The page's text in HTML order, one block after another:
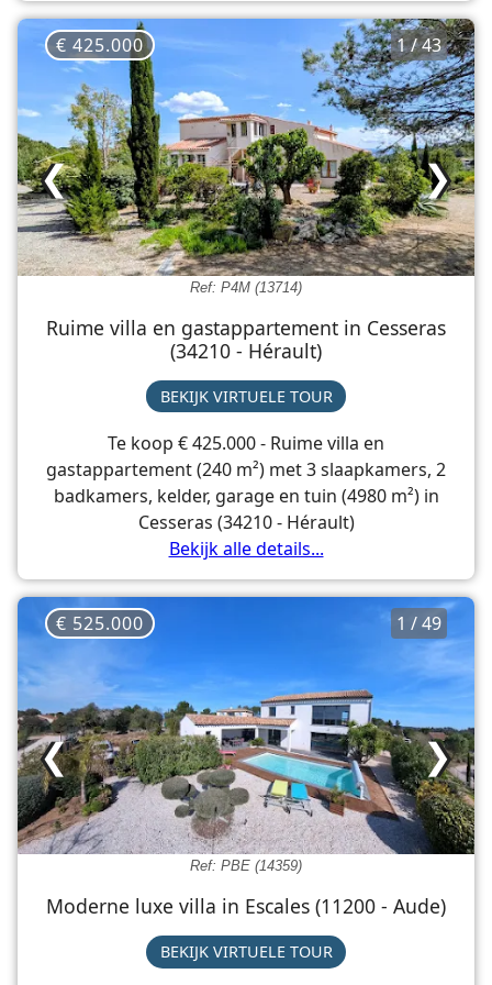
Ref: P4M (13714)
1 / 43
❯
❮
€ 425.000
Ruime villa en gastappartement in Cesseras
(34210 - Hérault)
BEKIJK VIRTUELE TOUR
Te koop € 425.000 - Ruime villa en
gastappartement (240 m²) met 3 slaapkamers, 2
badkamers, kelder, garage en tuin (4980 m²) in
Cesseras (34210 - Hérault)
Bekijk alle details...
Ref: PBE (14359)
1 / 49
❯
❮
€ 525.000
Moderne luxe villa in Escales (11200 - Aude)
BEKIJK VIRTUELE TOUR